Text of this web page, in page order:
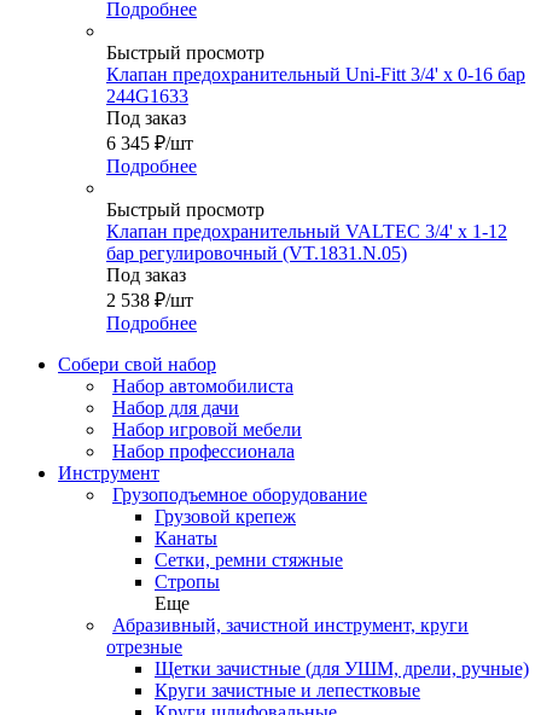
Подробнее
Быстрый просмотр
Клапан предохранительный Uni-Fitt 3/4' х 0-16 бар
244G1633
Под заказ
6 345 ₽/шт
Подробнее
Быстрый просмотр
Клапан предохранительный VALTEС 3/4' х 1-12
бар регулировочный (VT.1831.N.05)
Под заказ
2 538 ₽/шт
Подробнее
Собери свой набор
Набор автомобилиста
Набор для дачи
Набор игровой мебели
Набор профессионала
Инструмент
Грузоподъемное оборудование
Грузовой крепеж
Канаты
Сетки, ремни стяжные
Стропы
Еще
Абразивный, зачистной инструмент, круги
отрезные
Щетки зачистные (для УШМ, дрели, ручные)
Круги зачистные и лепестковые